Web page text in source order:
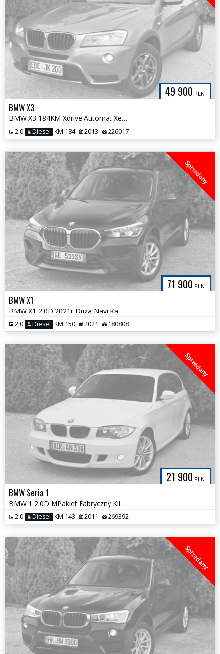
49 900 PLN
BMW X3
BMW X3 184KM Xdrive Automat Xenon Navi NOWY ROZRZĄD Bezwypadkowa
2.0 Diesel KM 184 2013 226017
71 900 PLN
Sprzedany
BMW X1
BMW X1 2.0D 2021r Duża Navi Kamera Cofania 100% Bezwypadkowa Śliczna
2.0 Diesel KM 150 2021 180808
21 900 PLN
Sprzedany
BMW Seria 1
BMW 1 2.0D MPakiet Fabryczny Klimatronik NOWY ROZRZĄD Alpejska Biel
2.0 Diesel KM 143 2011 269392
Sprzedany